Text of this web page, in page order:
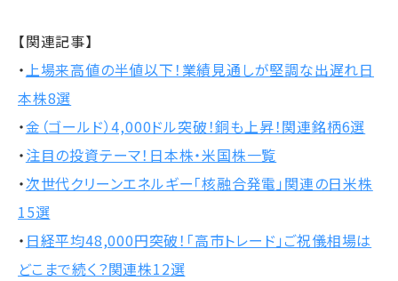
【関連記事】
・上場来高値の半値以下！業績見通しが堅調な出遅れ日
本株8選
・金（ゴールド）4,000ドル突破！銅も上昇！関連銘柄6選
・注目の投資テーマ！日本株・米国株一覧
・次世代クリーンエネルギー「核融合発電」関連の日米株
15選
・ 日経平均48,000円突破！「高市トレード」ご祝儀相場は
どこまで続く？関連株12選